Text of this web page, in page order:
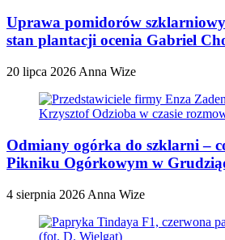
Uprawa pomidorów
stan plantacji ocenia Gabriel
20 lipca 2026 Anna Wize
Odmiany ogórka do szklarni –
Pikniku Ogórkowym w
4 sierpnia 2026 Anna Wize